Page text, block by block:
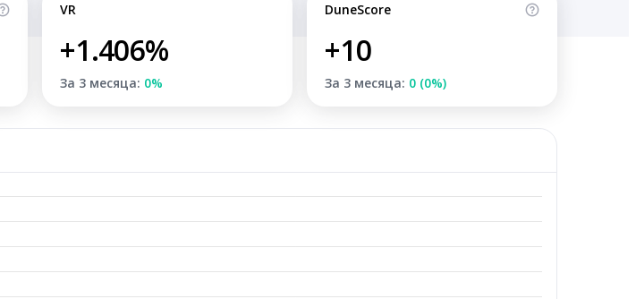
VR
+1.406%
За 3 месяца: 0%
DuneScore
+10
За 3 месяца: 0 (0%)